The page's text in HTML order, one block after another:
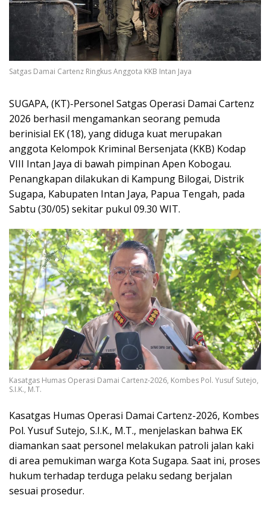
Satgas Damai Cartenz Ringkus Anggota KKB Intan Jaya
SUGAPA, (KT)-Personel Satgas Operasi Damai Cartenz
2026 berhasil mengamankan seorang pemuda
berinisial EK (18), yang diduga kuat merupakan
anggota Kelompok Kriminal Bersenjata (KKB) Kodap
VIII Intan Jaya di bawah pimpinan Apen Kobogau.
Penangkapan dilakukan di Kampung Bilogai, Distrik
Sugapa, Kabupaten Intan Jaya, Papua Tengah, pada
Sabtu (30/05) sekitar pukul 09.30 WIT.
Kasatgas Humas Operasi Damai Cartenz-2026, Kombes Pol. Yusuf Sutejo,
S.I.K., M.T.
Kasatgas Humas Operasi Damai Cartenz-2026, Kombes
Pol. Yusuf Sutejo, S.I.K., M.T., menjelaskan bahwa EK
diamankan saat personel melakukan patroli jalan kaki
di area pemukiman warga Kota Sugapa. Saat ini, proses
hukum terhadap terduga pelaku sedang berjalan
sesuai prosedur.